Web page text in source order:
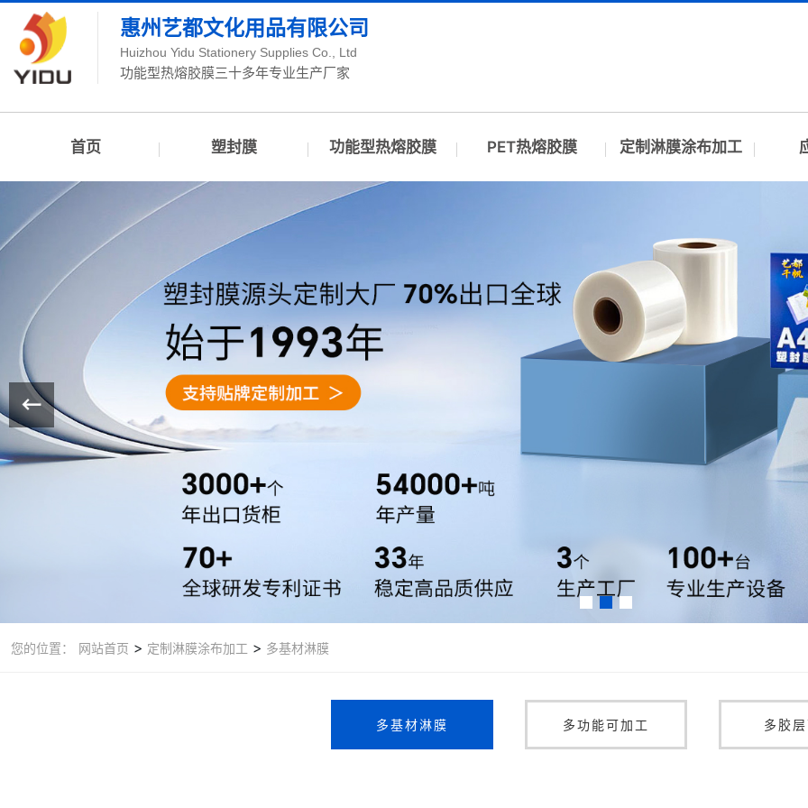
惠州艺都文化用品有限公司
Huizhou Yidu Stationery Supplies Co., Ltd
功能型热熔胶膜三十多年专业生产厂家
首页 塑封膜 功能型热熔胶膜 PET热熔胶膜 定制淋膜涂布加工
您的位置： 网站首页 > 定制淋膜涂布加工 > 多基材淋膜
多基材淋膜 多功能可加工 多胶